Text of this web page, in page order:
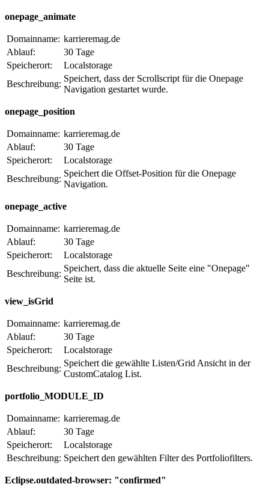
onepage_animate
Domainname: karrieremag.de
Ablauf:
30 Tage
Speicherort:
Localstorage
Beschreibung:
Speichert, dass der Scrollscript für die Onepage
Navigation gestartet wurde.
onepage_position
Domainname: karrieremag.de
Ablauf:
30 Tage
Speicherort:
Localstorage
Beschreibung:
Speichert die Offset-Position für die Onepage
Navigation.
onepage_active
Domainname: karrieremag.de
Ablauf:
30 Tage
Speicherort:
Localstorage
Beschreibung:
Speichert, dass die aktuelle Seite eine "Onepage"
Seite ist.
view_isGrid
Domainname: karrieremag.de
Ablauf:
30 Tage
Speicherort:
Localstorage
Beschreibung:
Speichert die gewählte Listen/Grid Ansicht in der
CustomCatalog List.
portfolio_MODULE_ID
Domainname: karrieremag.de
Ablauf:
30 Tage
Speicherort:
Localstorage
Beschreibung: Speichert den gewählten Filter des Portfoliofilters.
Eclipse.outdated-browser: "confirmed"